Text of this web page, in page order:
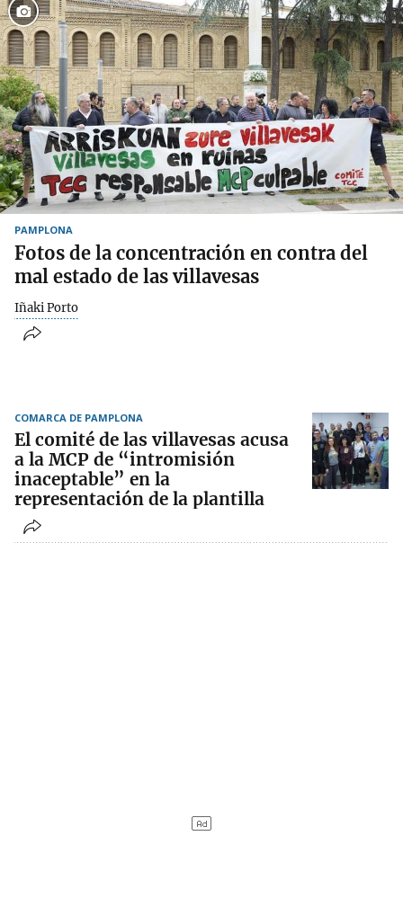
PAMPLONA
Fotos de la concentración en contra del
mal estado de las villavesas
Iñaki Porto
COMARCA DE PAMPLONA
El comité de las villavesas acusa
a la MCP de “intromisión
inaceptable” en la
representación de la plantilla